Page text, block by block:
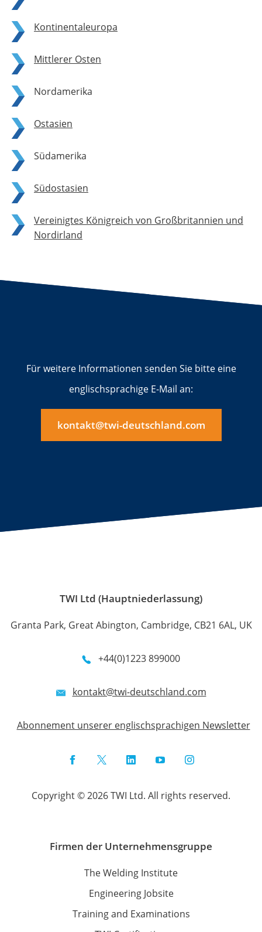
Kontinentaleuropa
Mittlerer Osten
Nordamerika
Ostasien
Südamerika
Südostasien
Vereinigtes Königreich von Großbritannien und
Nordirland
Für weitere Informationen senden Sie bitte eine
englischsprachige E-Mail an:
kontakt@twi-deutschland.com
TWI Ltd (Hauptniederlassung)
Granta Park, Great Abington, Cambridge, CB21 6AL, UK
+44(0)1223 899000
kontakt@twi-deutschland.com
Abonnement unserer englischsprachigen Newsletter
FacebookTwitterLinkedInYouTubeInstagram
Copyright © 2026 TWI Ltd. All rights reserved.
Firmen der Unternehmensgruppe
The Welding Institute
Engineering Jobsite
Training and Examinations